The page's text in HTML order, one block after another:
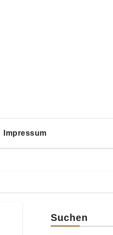
Impressum
Suchen